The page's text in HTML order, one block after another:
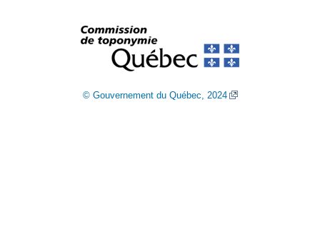
© Gouvernement du Québec, 2024